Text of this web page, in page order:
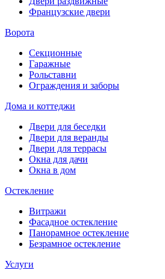
Французские двери
Ворота
Секционные
Гаражные
Рольставни
Ограждения и заборы
Дома и коттеджи
Двери для беседки
Двери для веранды
Двери для террасы
Окна для дачи
Окна в дом
Остекление
Витражи
Фасадное остекление
Панорамное остекление
Безрамное остекление
Услуги